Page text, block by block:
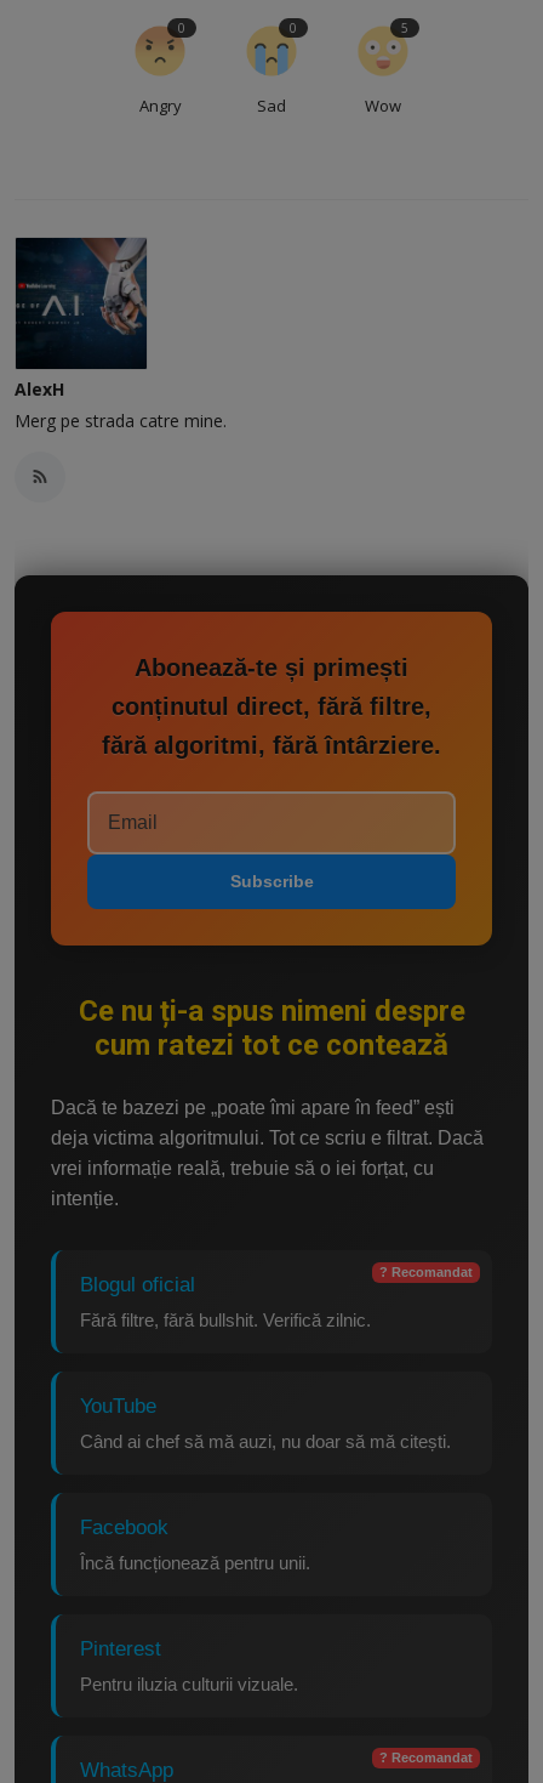
Angry
0
Sad
0
Wow
5
AlexH
Merg pe strada catre mine.
Abonează-te și primești
conținutul direct, fără filtre,
fără algoritmi, fără întârziere.
Subscribe
Ce nu ți-a spus nimeni despre
cum ratezi tot ce contează
Dacă te bazezi pe „poate îmi apare în feed” ești
deja victima algoritmului. Tot ce scriu e filtrat. Dacă
vrei informație reală, trebuie să o iei forțat, cu
intenție.
Blogul oficial
? Recomandat
Fără filtre, fără bullshit. Verifică zilnic.
YouTube
Când ai chef să mă auzi, nu doar să mă citești.
Facebook
Încă funcționează pentru unii.
Pinterest
Pentru iluzia culturii vizuale.
WhatsApp
? Recomandat